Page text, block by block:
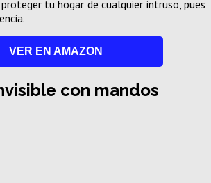
tu hogar de cualquier intruso, pues
VER EN AMAZON
con mandos